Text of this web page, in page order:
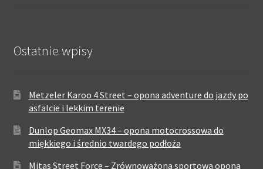
Ostatnie wpisy
Metzeler Karoo 4 Street – opona adventure do jazdy po
asfalcie i lekkim terenie
Dunlop Geomax MX34 – opona motocrossowa do
miękkiego i średnio twardego podłoża
Mitas Street Force – Zrównoważona sportowa opona